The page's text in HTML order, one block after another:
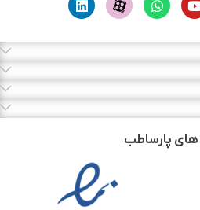
های پارساطب